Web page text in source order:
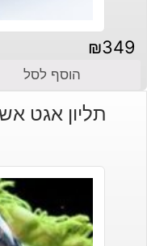
₪349
הוסף לסל
תליון אגט